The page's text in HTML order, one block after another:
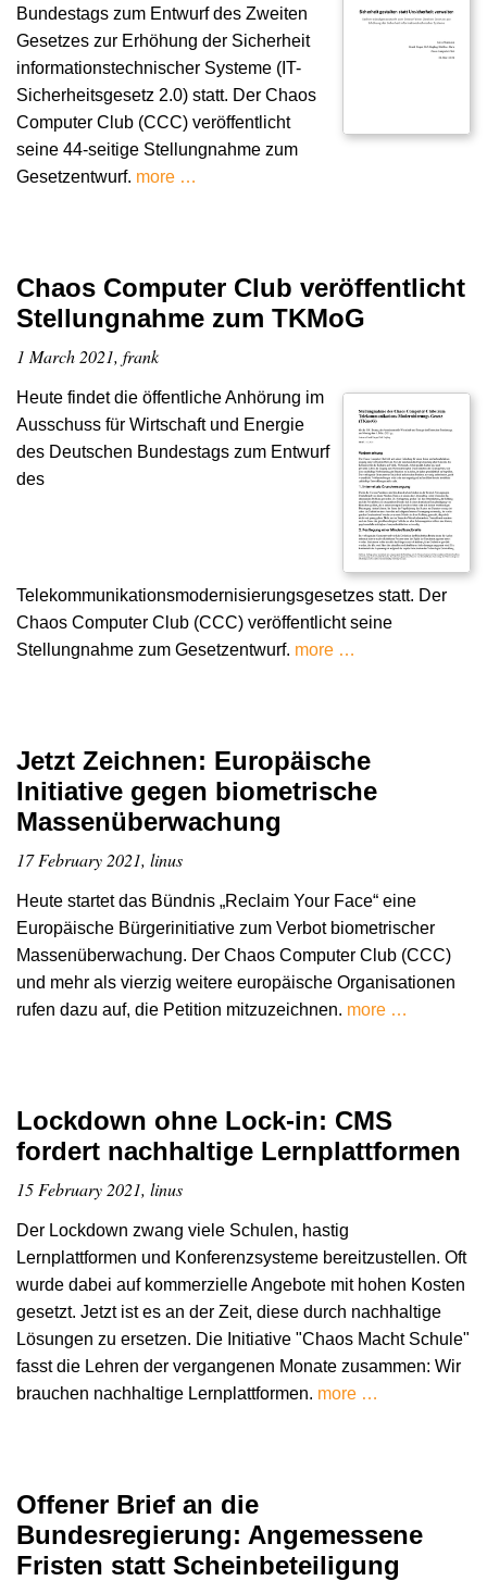
Bundestags zum Entwurf des Zweiten
Gesetzes zur Erhöhung der Sicherheit
informationstechnischer Systeme (IT-
Sicherheitsgesetz 2.0) statt. Der Chaos
Computer Club (CCC) veröffentlicht
seine 44-seitige Stellungnahme zum
Gesetzentwurf. more …
Chaos Computer Club veröffentlicht
Stellungnahme zum TKMoG
1 March 2021, frank
Heute findet die öffentliche Anhörung im
Ausschuss für Wirtschaft und Energie
des Deutschen Bundestags zum Entwurf
des
Telekommunikationsmodernisierungsgesetzes statt. Der
Chaos Computer Club (CCC) veröffentlicht seine
Stellungnahme zum Gesetzentwurf. more …
Jetzt Zeichnen: Europäische
Initiative gegen biometrische
Massenüberwachung
17 February 2021, linus
Heute startet das Bündnis „Reclaim Your Face“ eine
Europäische Bürgerinitiative zum Verbot biometrischer
Massenüberwachung. Der Chaos Computer Club (CCC)
und mehr als vierzig weitere europäische Organisationen
rufen dazu auf, die Petition mitzuzeichnen. more …
Lockdown ohne Lock-in: CMS
fordert nachhaltige Lernplattformen
15 February 2021, linus
Der Lockdown zwang viele Schulen, hastig
Lernplattformen und Konferenzsysteme bereitzustellen. Oft
wurde dabei auf kommerzielle Angebote mit hohen Kosten
gesetzt. Jetzt ist es an der Zeit, diese durch nachhaltige
Lösungen zu ersetzen. Die Initiative "Chaos Macht Schule"
fasst die Lehren der vergangenen Monate zusammen: Wir
brauchen nachhaltige Lernplattformen. more …
Offener Brief an die
Bundesregierung: Angemessene
Fristen statt Scheinbeteiligung